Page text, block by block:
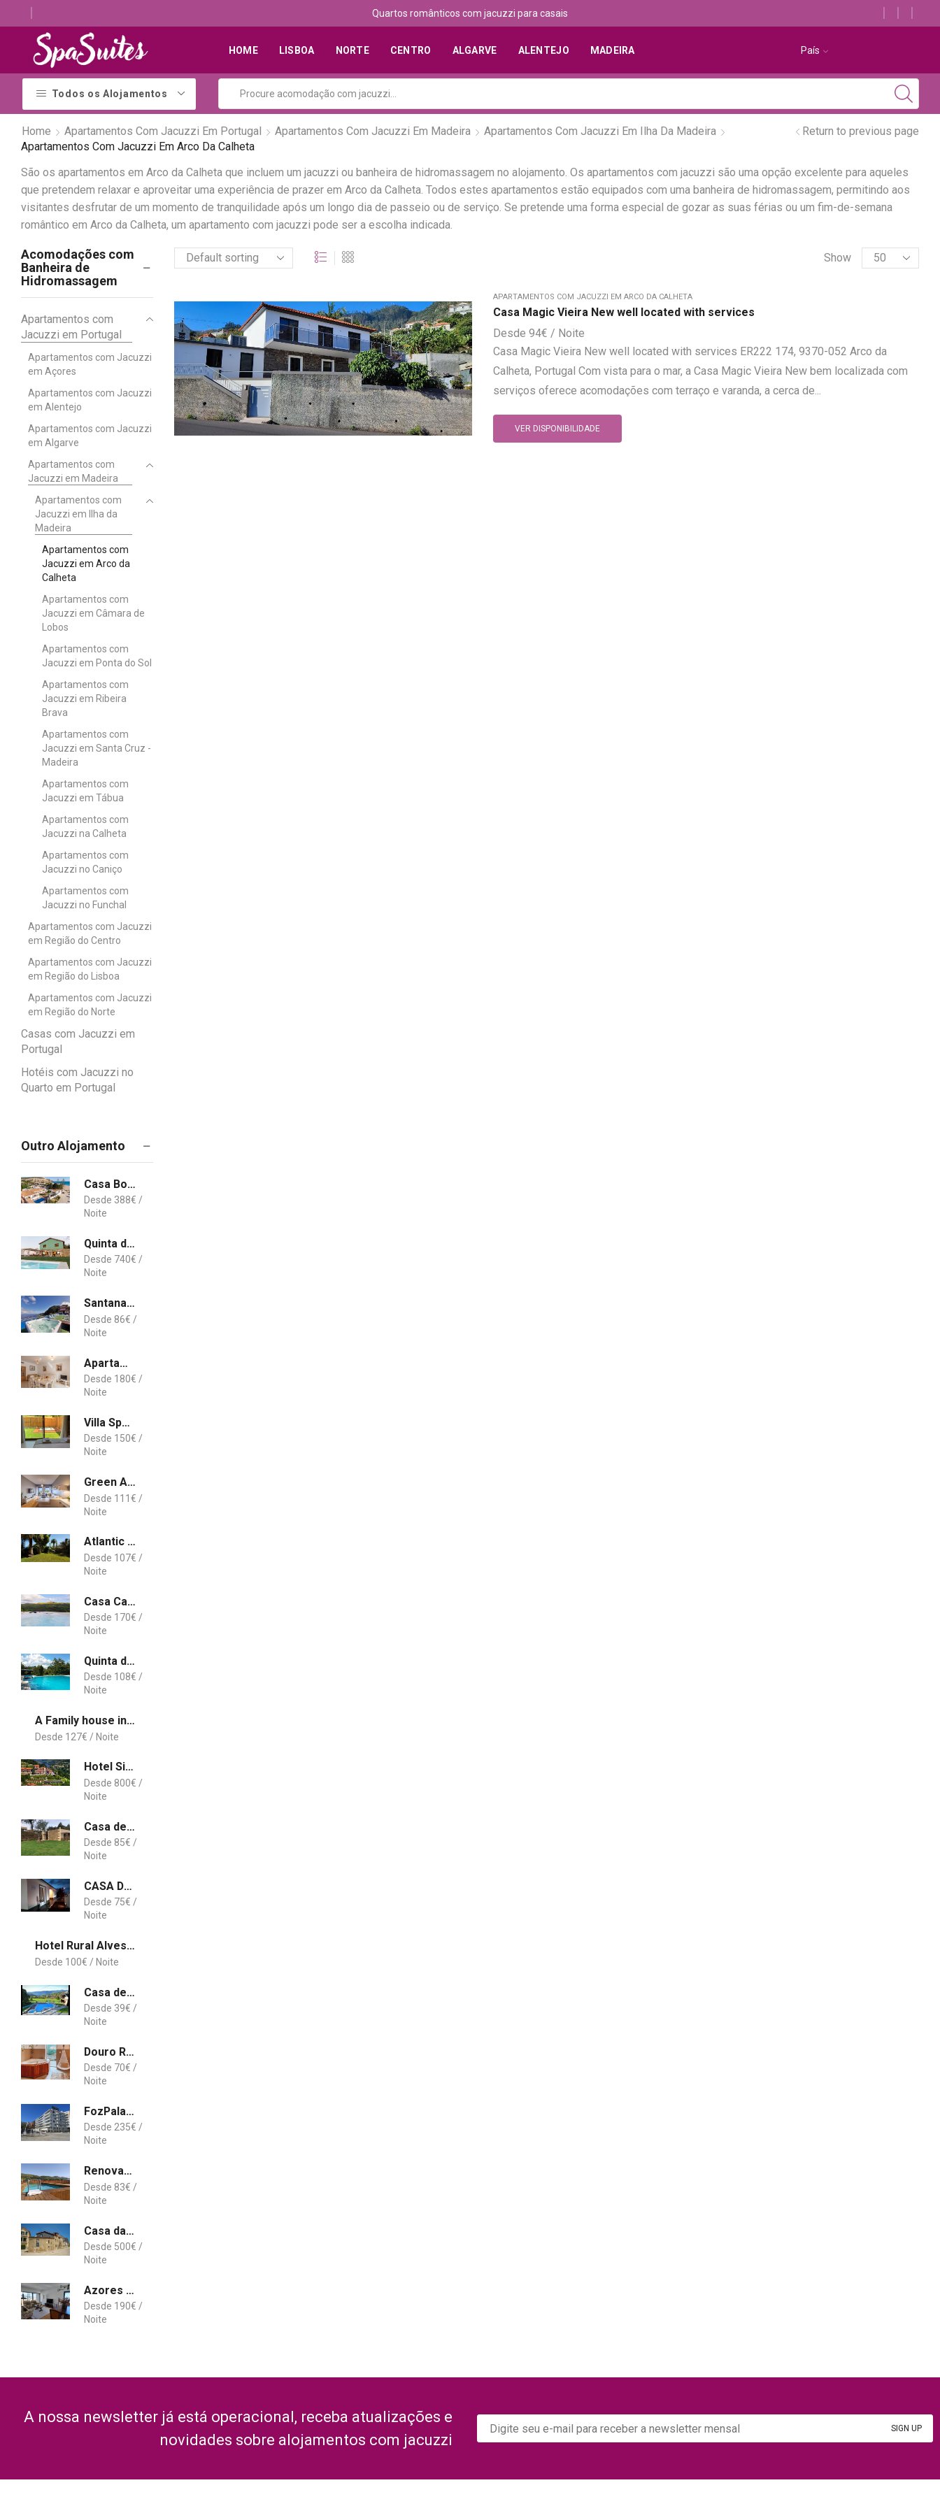
Quartos românticos com jacuzzi para casais
HOME LISBOA NORTE CENTRO ALGARVE ALENTEJO MADEIRA País
Todos os Alojamentos
Home Apartamentos Com Jacuzzi Em Portugal Apartamentos Com Jacuzzi Em Madeira
Apartamentos Com Jacuzzi Em Ilha Da Madeira
Apartamentos Com Jacuzzi Em Arco Da Calheta
Return to previous page
São os apartamentos em Arco da Calheta que incluem um jacuzzi ou banheira de hidromassagem no alojamento. Os apartamentos com jacuzzi são uma opção excelente para aqueles
que pretendem relaxar e aproveitar uma experiência de prazer em Arco da Calheta. Todos estes apartamentos estão equipados com uma banheira de hidromassagem, permitindo aos
visitantes desfrutar de um momento de tranquilidade após um longo dia de passeio ou de serviço. Se pretende uma forma especial de gozar as suas férias ou um fim-de-semana
romântico em Arco da Calheta, um apartamento com jacuzzi pode ser a escolha indicada.
Show
APARTAMENTOS COM JACUZZI EM ARCO DA CALHETA
Casa Magic Vieira New well located with services
94€
Casa Magic Vieira New well located with services ER222 174, 9370-052 Arco da
Calheta, Portugal Com vista para o mar, a Casa Magic Vieira New bem localizada com
serviços oferece acomodações com terraço e varanda, a cerca de...
VER DISPONIBILIDADE
Acomodações com
Banheira de
Hidromassagem
Apartamentos com
Jacuzzi em Portugal
Apartamentos com Jacuzzi
em Açores
Apartamentos com Jacuzzi
em Alentejo
Apartamentos com Jacuzzi
em Algarve
Apartamentos com
Jacuzzi em Madeira
Apartamentos com
Jacuzzi em Ilha da
Madeira
Apartamentos com
Jacuzzi em Arco da
Calheta
Apartamentos com
Jacuzzi em Câmara de
Lobos
Apartamentos com
Jacuzzi em Ponta do Sol
Apartamentos com
Jacuzzi em Ribeira
Brava
Apartamentos com
Jacuzzi em Santa Cruz -
Madeira
Apartamentos com
Jacuzzi em Tábua
Apartamentos com
Jacuzzi na Calheta
Apartamentos com
Jacuzzi no Caniço
Apartamentos com
Jacuzzi no Funchal
Apartamentos com Jacuzzi
em Região do Centro
Apartamentos com Jacuzzi
em Região do Lisboa
Apartamentos com Jacuzzi
em Região do Norte
Casas com Jacuzzi em
Portugal
Hotéis com Jacuzzi no
Quarto em Portugal
Outro Alojamento
Casa Bom Porto
388€
Quinta do Olival Loft Farmhouse in Douro Valley
740€
Santana in Nature Bed & Breakfast
86€
Apartamento Praia da Oura
180€
Villa Spa Margaridi Guimarães
150€
Green Apartment
111€
Atlantic Palm Garden Residence
107€
Casa Carvalheira Country House - Gerês
170€
Quinta da Telheira
108€
A Family house in Santa Cruz, Torres Vedras
127€
Hotel Six Senses Douro Valley
800€
Casa de Campo Bosque da Harmonia
85€
CASA DO ADRO -GRANEL
75€
Hotel Rural Alves - Casa Alves Torneiros
100€
Casa de Lobos
39€
Douro Rural Suite
70€
FozPalace Residence SPA
235€
Renovated Wine Press House - WITH POOL
83€
Casa da Mela
500€
Azores Essence
190€
A nossa newsletter já está operacional, receba atualizações e
novidades sobre alojamentos com jacuzzi